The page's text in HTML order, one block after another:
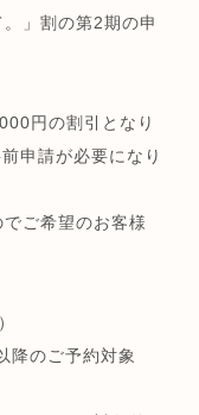
」割の第2期の申
円の割引となり
申請が必要になり
ご希望のお客様
降のご予約対象